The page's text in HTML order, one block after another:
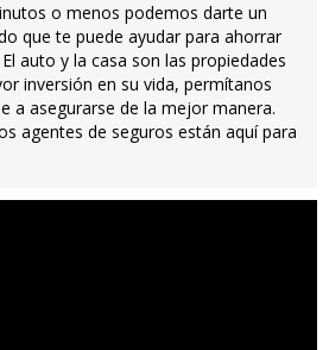
o menos podemos darte un
que te puede ayudar para ahorrar
auto y la casa son las propiedades
inversión en su vida, permítanos
a asegurarse de la mejor manera.
agentes de seguros están aquí para